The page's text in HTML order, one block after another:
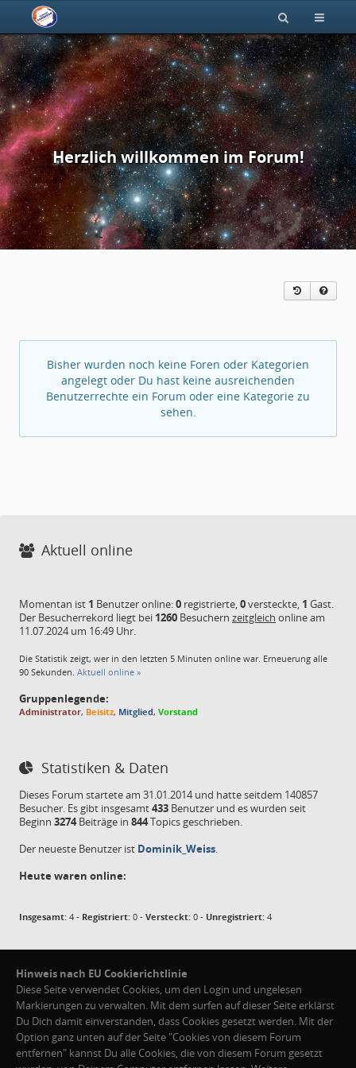
Herzlich willkommen im Forum!
Bisher wurden noch keine Foren oder Kategorien
angelegt oder Du hast keine ausreichenden
Benutzerrechte ein Forum oder eine Kategorie zu
sehen.
Aktuell online
Momentan ist 1 Benutzer online:0 registrierte,0versteckte, 1 Gast.
Der Besucherrekord liegt bei 1260 Besuchern zeitgleich online am
11.07.2024 um 16:49 Uhr.
Die Statistik zeigt, wer in den letzten 5 Minuten online war. Erneuerung alle
90 Sekunden. Aktuell online »
Gruppenlegende:
Administrator, Beisitz, Mitglied, Vorstand
Statistiken & Daten
Dieses Forum startete am 31.01.2014 und hatte seitdem 140857
Besucher. Es gibt insgesamt433 Benutzer und es wurden seit
Beginn 3274Beiträge in 844Topics geschrieben.
Der neueste Benutzer ist Dominik_Weiss.
Heute waren online:
Insgesamt: 4 - Registriert: 0 - Versteckt: 0 - Unregistriert: 4
Cookies von diesem Forum entfernen· FAQ / Hilfe·Teamseite
Hinweis nach EU Cookierichtlinie
Diese Seite verwendet Cookies, um den Login und ungelesen
Markierungen zu verwalten. Mit dem surfen auf dieser Seite erklärst
Du Dich damit einverstanden, dass Cookies gesetzt werden. Mit der
Option ganz unten auf der Seite "Cookies von diesem Forum
entfernen" kannst Du alle Cookies, die von diesem Forum gesetzt